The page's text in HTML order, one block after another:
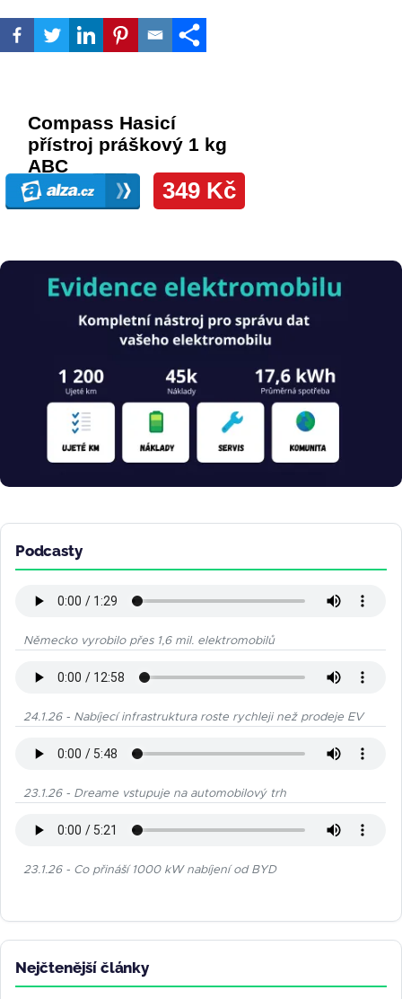
Obrázek
Podcasty
Německo vyrobilo přes 1,6 mil. elektromobilů
24.1.26 - Nabíjecí infrastruktura roste rychleji než prodeje EV
23.1.26 - Dreame vstupuje na automobilový trh
23.1.26 - Co přináší 1000 kW nabíjení od BYD
Nejčtenější články